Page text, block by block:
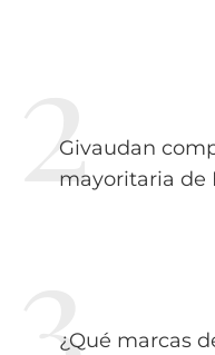
Givaudan
mayoritaria de
¿Qué marcas